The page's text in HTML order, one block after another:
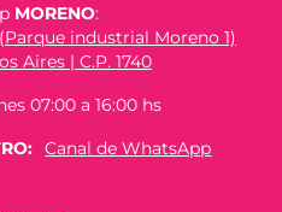
MORENO:
industrial Moreno 1)
Aires | C.P. 1740
07:00 a 16:00 hs
Canal de WhatsApp